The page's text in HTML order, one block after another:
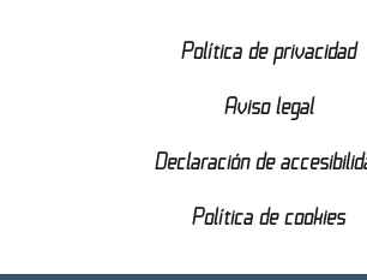
Política de privacidad
Aviso legal
Declaración de
Política de cookies